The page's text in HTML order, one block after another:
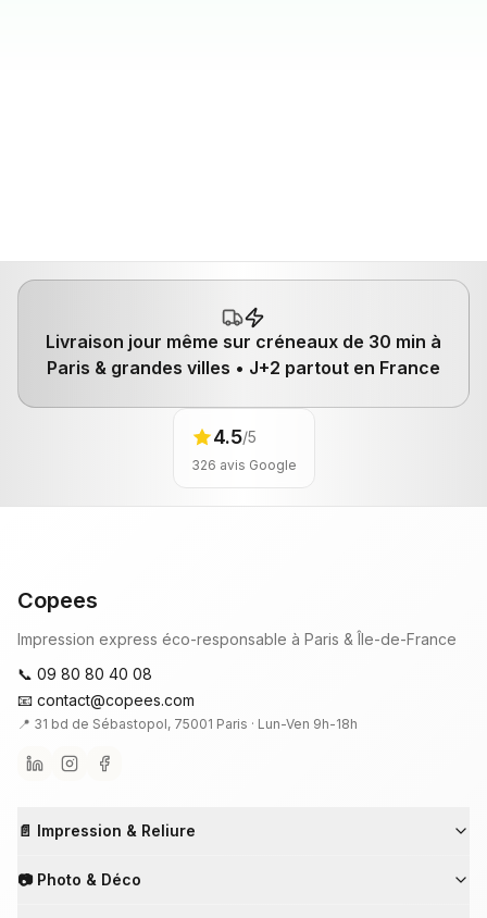
Livraison jour même sur créneaux de 30 min à
Paris & grandes villes • J+2 partout en France
4.5/5
326 avis Google
Copees
Impression express éco-responsable à Paris & Île-de-France
📞 09 80 80 40 08
📧 contact@copees.com
📍 31 bd de Sébastopol, 75001 Paris · Lun-Ven 9h-18h
📄 Impression & Reliure
📷 Photo & Déco